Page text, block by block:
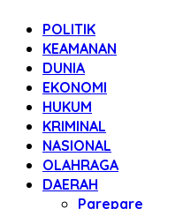
POLITIK
KEAMANAN
DUNIA
EKONOMI
HUKUM
KRIMINAL
NASIONAL
OLAHRAGA
DAERAH
Parepare